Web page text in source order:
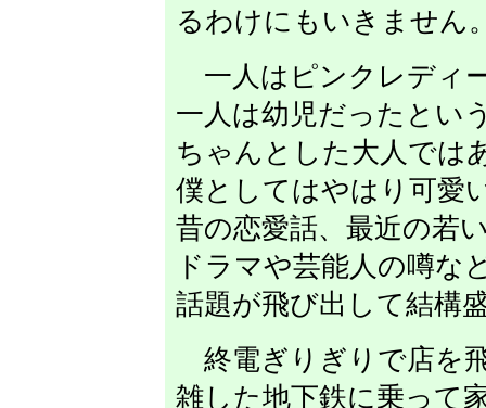
るわけにもいきません
一人はピンクレディ
一人は幼児だったとい
ちゃんとした大人では
僕としてはやはり可愛
昔の恋愛話、最近の若
ドラマや芸能人の噂な
話題が飛び出して結構
終電ぎりぎりで店を
雑した地下鉄に乗って